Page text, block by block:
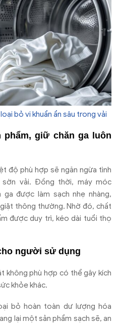
bỏ vi khuẩn ẩn sâu trong vải
phẩm, giữ chăn ga luôn
độ phù hợp sẽ ngăn ngừa tình
sờn vải. Đồng thời, máy móc
ga được làm sạch nhẹ nhàng,
ặt thông thường. Nhờđó, chất
được duy trì, kéo dài tuổi thọ
người sử dụng
không phù hợp có thể gây kích
khỏe khác.
bỏ hoàn toàn dư lượng hóa
lại một sản phẩm sạch sẽ, an